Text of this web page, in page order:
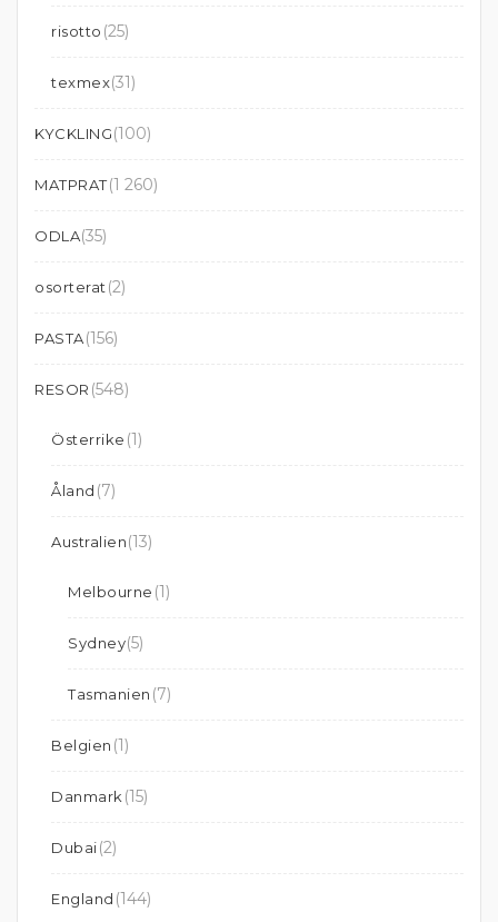
risotto (25)
texmex(31)
KYCKLING(100)
MATPRAT(1 260)
ODLA(35)
osorterat (2)
PASTA(156)
RESOR (548)
Österrike (1)
Åland (7)
Australien(13)
Melbourne (1)
Sydney(5)
Tasmanien (7)
Belgien (1)
Danmark (15)
Dubai(2)
England (144)